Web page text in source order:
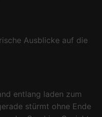
Ausblicke auf die
entlang laden zum
stürmt ohne Ende